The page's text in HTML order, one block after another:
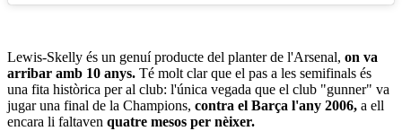
Lewis-Skelly és un genuí producte del planter de l'Arsenal, on va
arribar amb 10 anys. Té molt clar que el pas a les semifinals és
una fita històrica per al club: l'única vegada que el club "gunner" va
jugar una final de la Champions, contra el Barça l'any 2006, a ell
encara li faltaven quatre mesos per nèixer.